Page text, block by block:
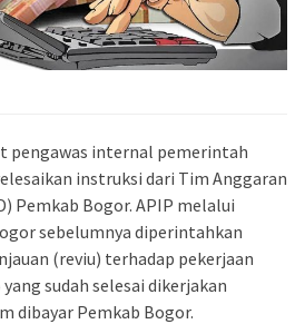
pengawas internal pemerintah
instruksi dari Tim Anggaran
Pemkab Bogor. APIP melalui
sebelumnya diperintahkan
(reviu) terhadap pekerjaan
sudah selesai dikerjakan
dibayar Pemkab Bogor.